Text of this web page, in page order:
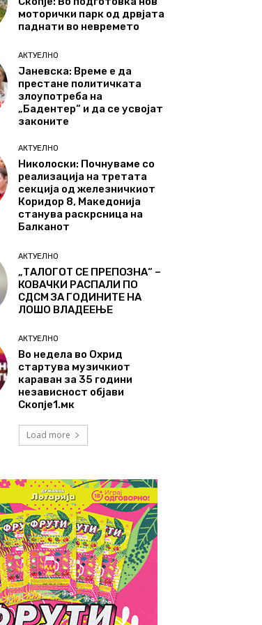
моторички парк од дрвјата
паднати во невремето
АКТУЕЛНО
Јаневска: Време е да
престане политичката
злоупотреба на
„Бадентер“ и да се усвојат
законите
АКТУЕЛНО
Николоски: Почнуваме со
реализација на третата
секција од железничкиот
Коридор 8, Македонија
станува раскрсница на
Балканот
АКТУЕЛНО
„ТАЛОГОТ СЕ ПРЕПОЗНА“ –
КОВАЧКИ РАСПАЛИ ПО
СДСМ ЗА ГОДИНИТЕ НА
ЛОШО ВЛАДЕЕЊЕ
АКТУЕЛНО
Во недела во Охрид
стартува музичкиот
караван за 35 години
независност објави
Скопје1.мк
Load more